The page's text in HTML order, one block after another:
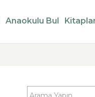
Anaokulu Bul